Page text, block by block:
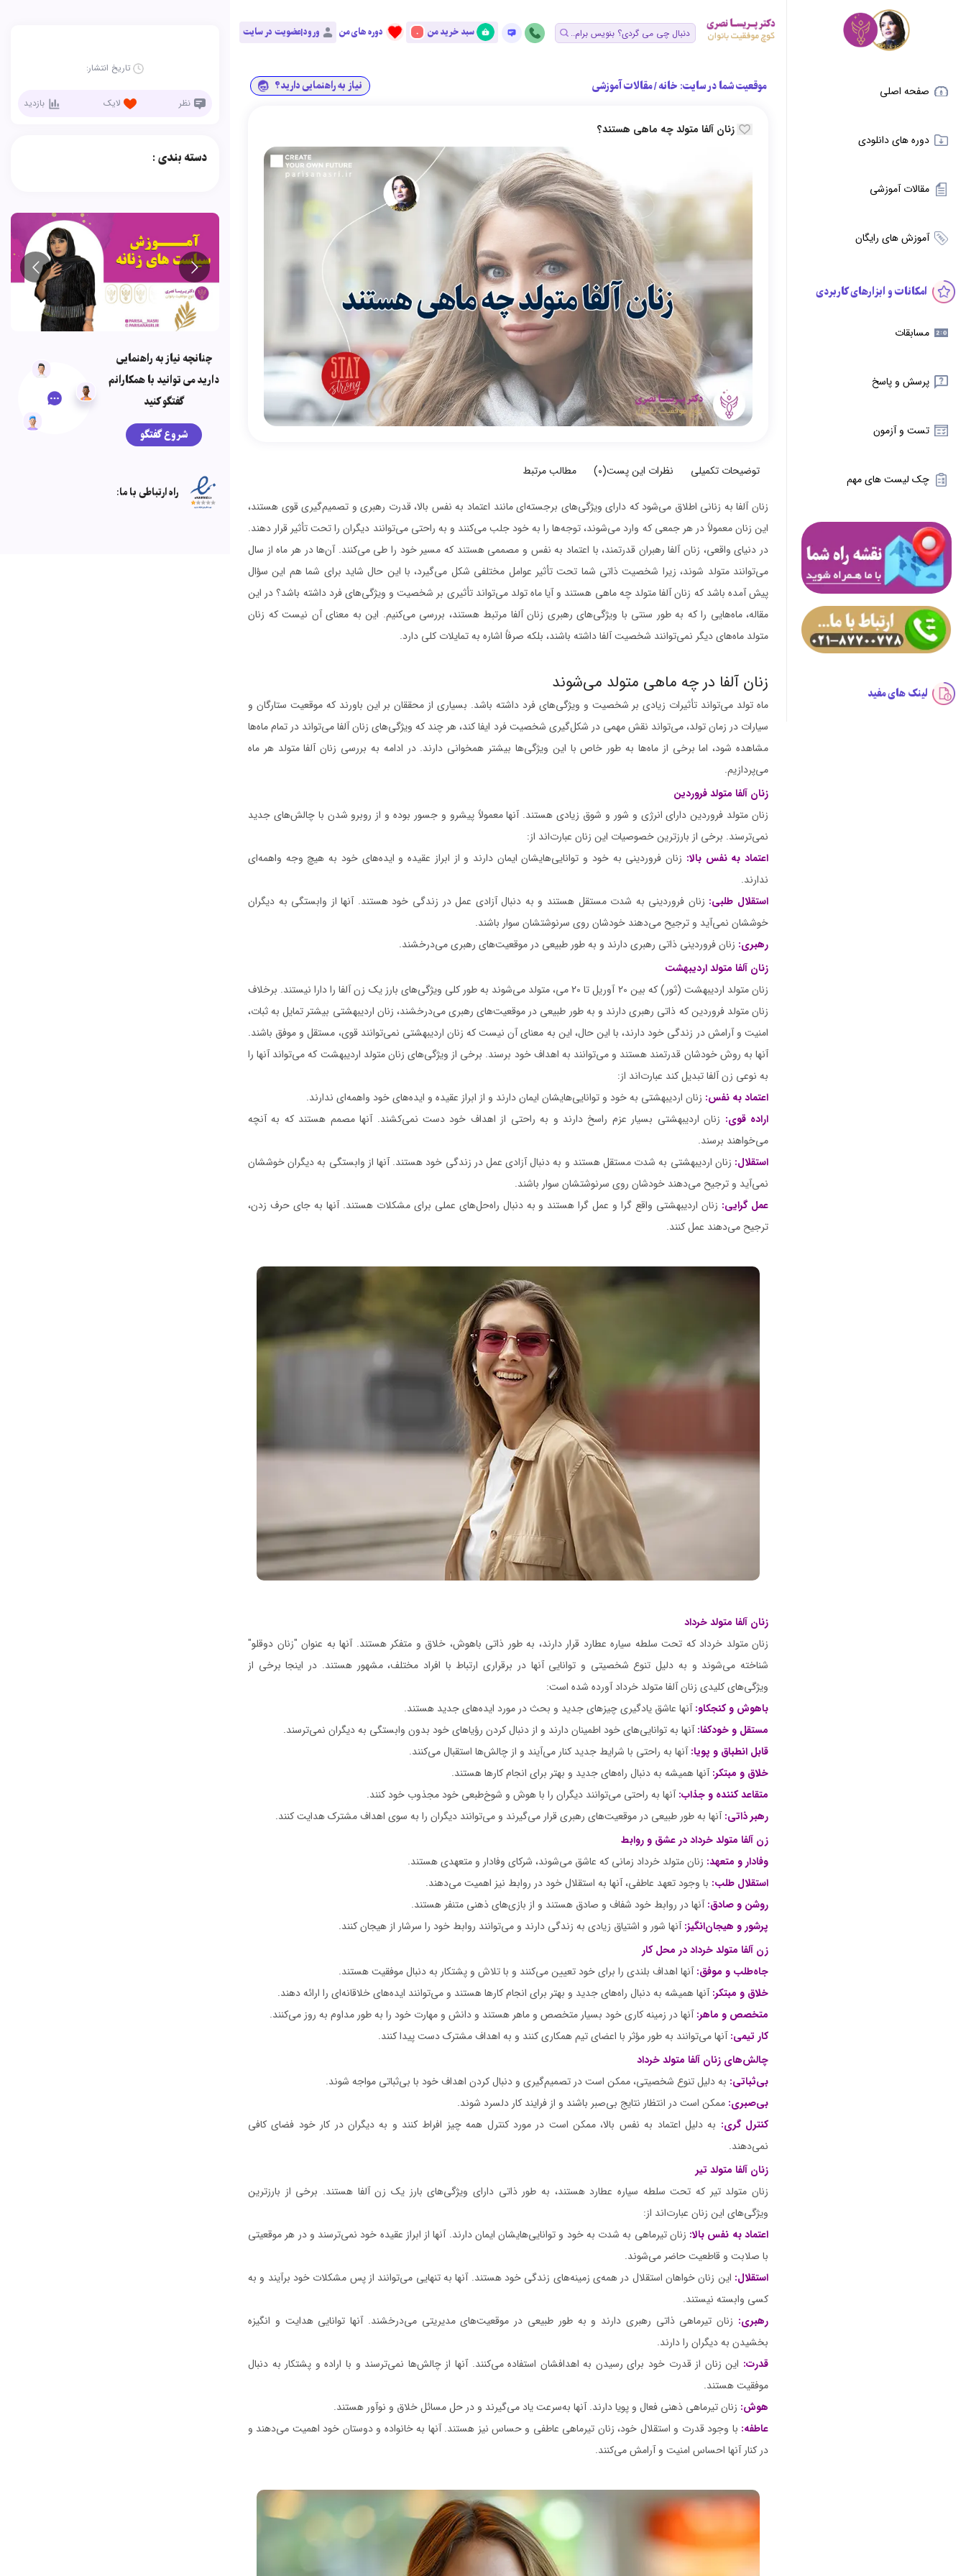
صفحه اصلی
دوره های دانلودی
مقالات آموزشی
آموزش های رایگان
امکانات و ابزارهای کاربردی
مسابقات
پرسش و پاسخ
تست و آزمون
چک لیست های مهم
لینک های مفید
سبد خرید من 0 دوره های من ورود|عضویت در سایت
موقعیت شما در سایت: خانه/مقالات آموزشی نیاز به راهنمایی دارید؟
زنان آلفا متولد چه ماهی هستند؟
توضیحات تکمیلی نظرات این پست(0
) مطالب مرتبط
زنان آلفا به زنانی اطلاق می‌شود که دارای ویژگی‌های برجسته‌ای مانند اعتماد به نفس بالا، قدرت رهبری و تصمیم‌گیری قوی هستند،
این زنان معمولاً در هر جمعی که وارد می‌شوند، توجه‌ها را به خود جلب می‌کنند و به راحتی می‌توانند دیگران را تحت تأثیر قرار دهند.
در دنیای واقعی، زنان آلفا رهبران قدرتمند، با اعتماد به نفس و مصممی هستند که مسیر خود را طی می‌کنند. آن‌ها در هر ماه از سال
می‌توانند متولد شوند، زیرا شخصیت ذاتی شما تحت تأثیر عوامل مختلفی شکل می‌گیرد، با این حال شاید برای شما هم این سؤال
پیش آمده باشد که زنان آلفا متولد چه ماهی هستند و آیا ماه تولد می‌تواند تأثیری بر شخصیت و ویژگی‌های فرد داشته باشد؟ در این
مقاله، ماه‌هایی را که به طور سنتی با ویژگی‌های رهبری زنان آلفا مرتبط هستند، بررسی می‌کنیم. این به معنای آن نیست که زنان
متولد ماه‌های دیگر نمی‌توانند شخصیت آلفا داشته باشند، بلکه صرفاً اشاره به تمایلات کلی دارد.
زنان آلفا در چه ماهی متولد می‌شوند
ماه تولد می‌تواند تأثیرات زیادی بر شخصیت و ویژگی‌های فرد داشته باشد. بسیاری از محققان بر این باورند که موقعیت ستارگان و
سیارات در زمان تولد، می‌تواند نقش مهمی در شکل‌گیری شخصیت فرد ایفا کند، هر چند که ویژگی‌های زنان آلفا می‌تواند در تمام ماه‌ها
مشاهده شود، اما برخی از ماه‌ها به طور خاص با این ویژگی‌ها بیشتر همخوانی دارند. در ادامه به بررسی زنان آلفا متولد هر ماه
می‌پردازیم.
زنان آلفا متولد فروردین
زنان متولد فروردین دارای انرژی و شور و شوق زیادی هستند. آنها معمولاً پیشرو و جسور بوده و از روبرو شدن با چالش‌های جدید
نمی‌ترسند. برخی از بارزترین خصوصیات این زنان عبارت‌اند از:
اعتماد به نفس بالا: زنان فروردینی به خود و توانایی‌هایشان ایمان دارند و از ابراز عقیده و ایده‌های خود به هیچ وجه واهمه‌ای
ندارند.
استقلال طلبی: زنان فروردینی به شدت مستقل هستند و به دنبال آزادی عمل در زندگی خود هستند. آنها از وابستگی به دیگران
خوششان نمی‌آید و ترجیح می‌دهند خودشان روی سرنوشتشان سوار باشند.
رهبری: زنان فروردینی ذاتی رهبری دارند و به طور طبیعی در موقعیت‌های رهبری می‌درخشند.
زنان آلفا متولد اردیبهشت
زنان متولد اردیبهشت (ثور) که بین 20 آوریل تا 20 می، متولد می‌شوند به طور کلی ویژگی‌های بارز یک زن آلفا را دارا نیستند. برخلاف
زنان متولد فروردین که ذاتی رهبری دارند و به طور طبیعی در موقعیت‌های رهبری می‌درخشند، زنان اردیبهشتی بیشتر تمایل به ثبات،
امنیت و آرامش در زندگی خود دارند، با این حال، این به معنای آن نیست که زنان اردیبهشتی نمی‌توانند قوی، مستقل و موفق باشند.
آنها به روش خودشان قدرتمند هستند و می‌توانند به اهداف خود برسند. برخی از ویژگی‌های زنان متولد اردیبهشت که می‌تواند آنها را
به نوعی زن آلفا تبدیل کند عبارت‌اند از:
اعتماد به نفس: زنان اردیبهشتی به خود و توانایی‌هایشان ایمان دارند و از ابراز عقیده و ایده‌های خود واهمه‌ای ندارند.
اراده قوی: زنان اردیبهشتی بسیار عزم راسخ دارند و به راحتی از اهداف خود دست نمی‌کشند. آنها مصمم هستند که به آنچه
می‌خواهند برسند.
استقلال: زنان اردیبهشتی به شدت مستقل هستند و به دنبال آزادی عمل در زندگی خود هستند. آنها از وابستگی به دیگران خوششان
نمی‌آید و ترجیح می‌دهند خودشان روی سرنوشتشان سوار باشند.
عمل گرایی: زنان اردیبهشتی واقع گرا و عمل گرا هستند و به دنبال راه‌حل‌های عملی برای مشکلات هستند. آنها به جای حرف زدن،
ترجیح می‌دهند عمل کنند.
زنان آلفا متولد خرداد
زنان متولد خرداد که تحت سلطه سیاره عطارد قرار دارند، به طور ذاتی باهوش، خلاق و متفکر هستند. آنها به عنوان "زنان دوقلو"
شناخته می‌شوند و به دلیل تنوع شخصیتی و توانایی آنها در برقراری ارتباط با افراد مختلف، مشهور هستند. در اینجا برخی از
ویژگی‌های کلیدی زنان آلفا متولد خرداد آورده شده است:
باهوش و کنجکاو:آنها عاشق یادگیری چیزهای جدید و بحث در مورد ایده‌های جدید هستند.
مستقل و خودکفا:آنها به توانایی‌های خود اطمینان دارند و از دنبال کردن رؤیاهای خود بدون وابستگی به دیگران نمی‌ترسند.
قابل انطباق و پویا:آنها به راحتی با شرایط جدید کنار می‌آیند و از چالش‌ها استقبال می‌کنند.
خلاق و مبتکر:آنها همیشه به دنبال راه‌های جدید و بهتر برای انجام کارها هستند.
متقاعد کننده و جذاب:آنها به راحتی می‌توانند دیگران را با هوش و شوخ‌طبعی خود مجذوب خود کنند.
رهبر ذاتی:آنها به طور طبیعی در موقعیت‌های رهبری قرار می‌گیرند و می‌توانند دیگران را به سوی اهداف مشترک هدایت کنند.
زن آلفا متولد خرداد در عشق و روابط
وفادار و متعهد: زنان متولد خرداد زمانی که عاشق می‌شوند، شرکای وفادار و متعهدی هستند.
استقلال طلب: با وجود تعهد عاطفی، آنها به استقلال خود در روابط نیز اهمیت می‌دهند.
روشن و صادق:آنها در روابط خود شفاف و صادق هستند و از بازی‌های ذهنی متنفر هستند.
پرشور و هیجان‌انگیز:آنها شور و اشتیاق زیادی به زندگی دارند و می‌توانند روابط خود را سرشار از هیجان کنند.
زن آلفا متولد خرداد در محل کار
جاه‌طلب و موفق:آنها اهداف بلندی را برای خود تعیین می‌کنند و با تلاش و پشتکار به دنبال موفقیت هستند.
خلاق و مبتکر:آنها همیشه به دنبال راه‌های جدید و بهتر برای انجام کارها هستند و می‌توانند ایده‌های خلاقانه‌ای را ارائه دهند.
متخصص و ماهر:آنها در زمینه کاری خود بسیار متخصص و ماهر هستند و دانش و مهارت خود را به طور مداوم به روز می‌کنند.
کار تیمی:آنها می‌توانند به طور مؤثر با اعضای تیم همکاری کنند و به اهداف مشترک دست پیدا کنند.
چالش‌های زنان آلفا متولد خرداد
بی‌ثباتی: به دلیل تنوع شخصیتی، ممکن است در تصمیم‌گیری و دنبال کردن اهداف خود با بی‌ثباتی مواجه شوند.
بی‌صبری: ممکن است در انتظار نتایج بی‌صبر باشند و از فرایند کار دلسرد شوند.
کنترل گری: به دلیل اعتماد به نفس بالا، ممکن است در مورد کنترل همه چیز افراط کنند و به دیگران در کار خود فضای کافی
نمی‌دهند.
زنان آلفا متولد تیر
زنان متولد تیر که تحت سلطه سیاره عطارد هستند، به طور ذاتی دارای ویژگی‌های بارز یک زن آلفا هستند. برخی از بارزترین
ویژگی‌های این زنان عبارت‌اند از:
اعتماد به نفس بالا: زنان تیرماهی به شدت به خود و توانایی‌هایشان ایمان دارند. آنها از ابراز عقیده خود نمی‌ترسند و در هر موقعیتی
با صلابت و قاطعیت حاضر می‌شوند.
استقلال: این زنان خواهان استقلال در همه‌ی زمینه‌های زندگی خود هستند. آنها به تنهایی می‌توانند از پس مشکلات خود برآیند و به
کسی وابسته نیستند.
رهبری: زنان تیرماهی ذاتی رهبری دارند و به طور طبیعی در موقعیت‌های مدیریتی می‌درخشند. آنها توانایی هدایت و انگیزه
بخشیدن به دیگران را دارند.
قدرت: این زنان از قدرت خود برای رسیدن به اهدافشان استفاده می‌کنند. آنها از چالش‌ها نمی‌ترسند و با اراده و پشتکار به دنبال
موفقیت هستند.
هوش: زنان تیرماهی ذهنی فعال و پویا دارند. آنها به‌سرعت یاد می‌گیرند و در حل مسائل خلاق و نوآور هستند.
عاطفه: با وجود قدرت و استقلال خود، زنان تیرماهی عاطفی و حساس نیز هستند. آنها به خانواده و دوستان خود اهمیت می‌دهند و
در کنار آنها احساس امنیت و آرامش می‌کنند.
تاریخ انتشار:
نظر لایک بازدید
دسته بندی :
چنانچه نیاز به راهنمایی
دارید می توانید با همکارانم
گفتگو کنید
شروع گفتگو
راه ارتباطی با ما: